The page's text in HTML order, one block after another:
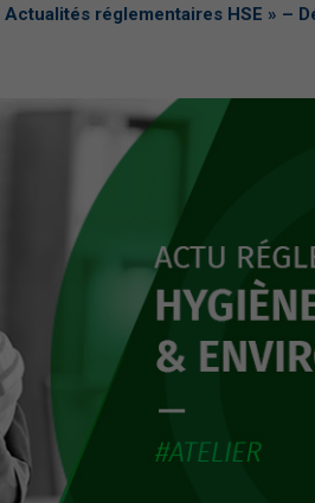
réglementaires HSE » –